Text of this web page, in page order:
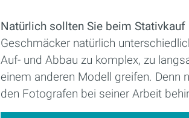
Natürlich sollten Sie beim
Geschmäcker natürlich
Auf- und Abbau zu komplex, zu
einem anderen Modell greifen. Denn
den Fotografen bei seiner Arbeit